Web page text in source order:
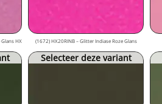
HX (1672) HX20RINB – Glitter Indiase Roze Glans
Selecteer deze variant